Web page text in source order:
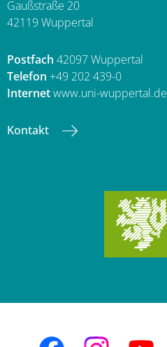
Gaußstraße 20
42119 Wuppertal
Postfach 42097 Wuppertal
Telefon +49 202 439-0
Internetwww.uni-wuppertal.de
Kontakt